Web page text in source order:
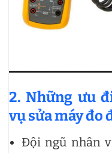
2. Những ưu
vụ sửa máy đo
Đội ngũ nhân